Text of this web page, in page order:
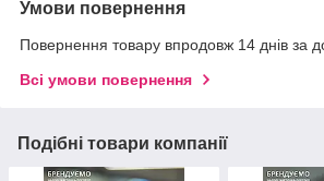
Умови повернення
Повернення товару впродовж 14 днів за
Всі умови повернення
Подібні товари компанії